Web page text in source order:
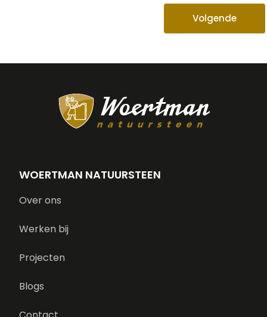
Volgende
WOERTMAN NATUURSTEEN
Over ons
Werken bij
Projecten
Blogs